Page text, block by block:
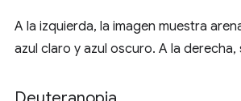
A la izquierda, la imagen muestra
azul claro y azul oscuro. A la